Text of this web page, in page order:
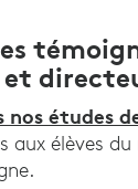
nos études
aux élèves